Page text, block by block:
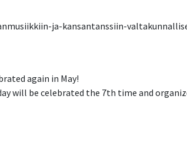
ja-kansantanssiin-
again in May!
will be celebrated the 7th time and